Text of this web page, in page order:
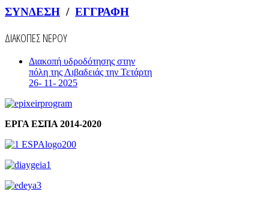
ΣΥΝΔΕΣΗ / ΕΓΓΡΑΦΗ
ΔΙΑΚΟΠΕΣ ΝΕΡΟΥ
Διακοπή υδροδότησης στην
πόλη της Λιβαδειάς την Τετάρτη
26- 11- 2025
ΕΡΓΑ ΕΣΠΑ 2014-2020